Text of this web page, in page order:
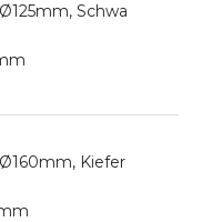
Schwa
Kiefer